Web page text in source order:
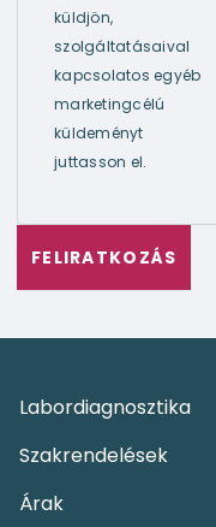
küldjön,
szolgáltatásaival
kapcsolatos egyéb
marketingcélú
küldeményt
juttasson el.
Labordiagnosztika
Szakrendelések
Árak